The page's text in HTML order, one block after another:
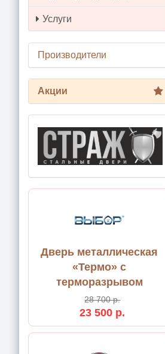
Услуги
Производители
Акции
Дверь металлическая
«Термо» с
терморазрывом
28 700 р.
23 500 р.